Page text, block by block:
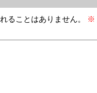
ることはありません。 ※